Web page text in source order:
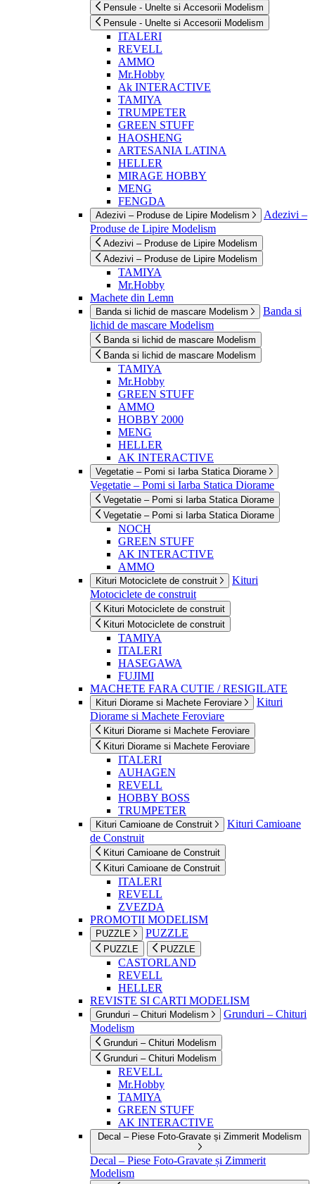
Pensule - Unelte si Accesorii Modelism
Pensule - Unelte si Accesorii Modelism
ITALERI
REVELL
AMMO
Mr.Hobby
Ak INTERACTIVE
TAMIYA
TRUMPETER
GREEN STUFF
HAOSHENG
ARTESANIA LATINA
HELLER
MIRAGE HOBBY
MENG
FENGDA
Adezivi – Produse de Lipire Modelism
Adezivi –
Produse de Lipire Modelism
Adezivi – Produse de Lipire Modelism
Adezivi – Produse de Lipire Modelism
TAMIYA
Mr.Hobby
Machete din Lemn
Banda si lichid de mascare Modelism
Banda si
lichid de mascare Modelism
Banda si lichid de mascare Modelism
Banda si lichid de mascare Modelism
TAMIYA
Mr.Hobby
GREEN STUFF
AMMO
HOBBY 2000
MENG
HELLER
AK INTERACTIVE
Vegetatie – Pomi si Iarba Statica Diorame
Vegetatie – Pomi si Iarba Statica Diorame
Vegetatie – Pomi si Iarba Statica Diorame
Vegetatie – Pomi si Iarba Statica Diorame
NOCH
GREEN STUFF
AK INTERACTIVE
AMMO
Kituri Motociclete de construit
Kituri
Motociclete de construit
Kituri Motociclete de construit
Kituri Motociclete de construit
TAMIYA
ITALERI
HASEGAWA
FUJIMI
MACHETE FARA CUTIE / RESIGILATE
Kituri Diorame si Machete Feroviare
Kituri
Diorame si Machete Feroviare
Kituri Diorame si Machete Feroviare
Kituri Diorame si Machete Feroviare
ITALERI
AUHAGEN
REVELL
HOBBY BOSS
TRUMPETER
Kituri Camioane de Construit
Kituri Camioane
de Construit
Kituri Camioane de Construit
Kituri Camioane de Construit
ITALERI
REVELL
ZVEZDA
PROMOTII MODELISM
PUZZLE PUZZLE
PUZZLE PUZZLE
CASTORLAND
REVELL
HELLER
REVISTE SI CARTI MODELISM
Grunduri – Chituri Modelism
Grunduri – Chituri
Modelism
Grunduri – Chituri Modelism
Grunduri – Chituri Modelism
REVELL
Mr.Hobby
TAMIYA
GREEN STUFF
AK INTERACTIVE
Decal – Piese Foto-Gravate și Zimmerit Modelism
Decal – Piese Foto-Gravate și Zimmerit
Modelism